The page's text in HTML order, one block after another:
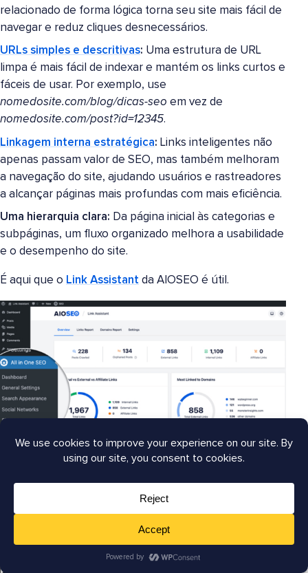
relacionado de forma lógica torna seu site mais fácil de
navegar e reduz cliques desnecessários.
URLs simples e descritivas: Uma estrutura de URL
limpa é mais fácil de indexar e mantém os links curtos e
fáceis de usar. Por exemplo, use
nomedosite.com/blog/dicas-seo em vez de
nomedosite.com/post?id=12345.
Linkagem interna estratégica: Links inteligentes não
apenas passam valor de SEO, mas também melhoram
a navegação do site, ajudando usuários e rastreadores
a alcançar páginas mais profundas com mais eficiência.
Uma hierarquia clara: Da página inicial às categorias e
subpáginas, um fluxo organizado melhora a usabilidade
e o desempenho do site.
É aqui que o Link Assistant da AIOSEO é útil.
O Link Assistant escaneia seu site automaticamente
gera um relatório detalhado de links e identifica
. Em vez de editar posts manualmente,
painel.